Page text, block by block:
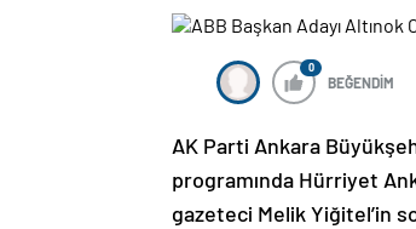
0
BEĞENDİM
AK Parti Ankara
programında Hürriyet
gazeteci Melik Yiğitel’in